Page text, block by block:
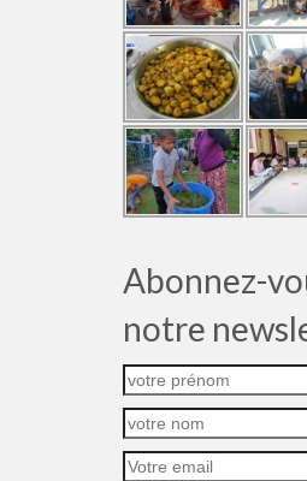
Abonnez-
notre